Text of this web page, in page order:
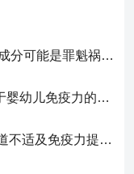
宝宝胃肠道不适？奶粉中的这些成分可能是罪魁祸首！
宝宝总生病就是免疫力低下？关于婴幼儿免疫力的真相，家长必须了解！
宝宝喂养难题：奶粉喂养与胃肠道不适及免疫力提升的奥秘